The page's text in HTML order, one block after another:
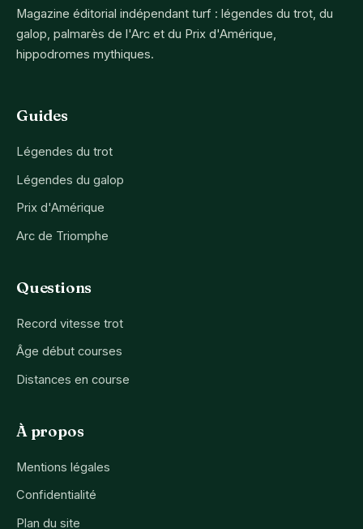
Magazine éditorial indépendant turf : légendes du trot, du
galop, palmarès de l'Arc et du Prix d'Amérique,
hippodromes mythiques.
Guides
Légendes du trot
Légendes du galop
Prix d'Amérique
Arc de Triomphe
Questions
Record vitesse trot
Âge début courses
Distances en course
À propos
Mentions légales
Confidentialité
Plan du site